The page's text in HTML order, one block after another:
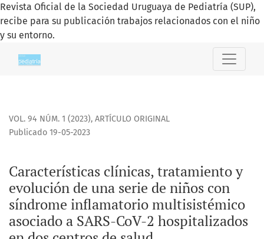
Revista Oficial de la Sociedad Uruguaya de Pediatría (SUP),
recibe para su publicación trabajos relacionados con el niño
y su entorno.
Características clínicas, tratamiento y evolución de una
VOL. 94 NÚM. 1 (2023), ARTÍCULO ORIGINAL
Características clínicas, tratamiento y
evolución de una serie de niños con
síndrome inflamatorio multisistémico
asociado a SARS-CoV-2 hospitalizados
Publicado 19-05-2023